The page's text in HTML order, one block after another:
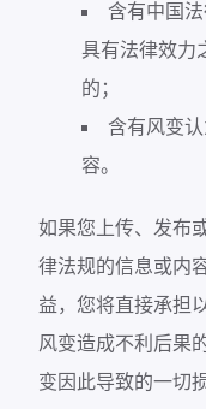
含有中国
具有法律效力
的；
含有风变
容。
如果您上传、发布
律法规的信息或内
益，您将直接承担
风变造成不利后果
变因此导致的一切